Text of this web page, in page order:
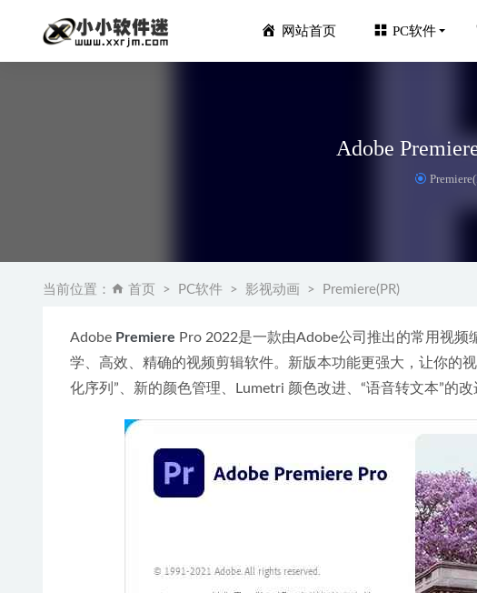
网站首页 PC软件
Adobe
当前位置： 首页 PC软件 影视动画 Premiere(PR)
Adobe Premiere Pro 2022是一款由Adobe公司推出的常用视
学、高效、精确的视频剪辑软件。新版本功能更强大，让你的
化序列”、新的颜色管理、Lumetri 颜色改进、“语音转文本”的改
SPSS22.0中文版安
2022年新款720套